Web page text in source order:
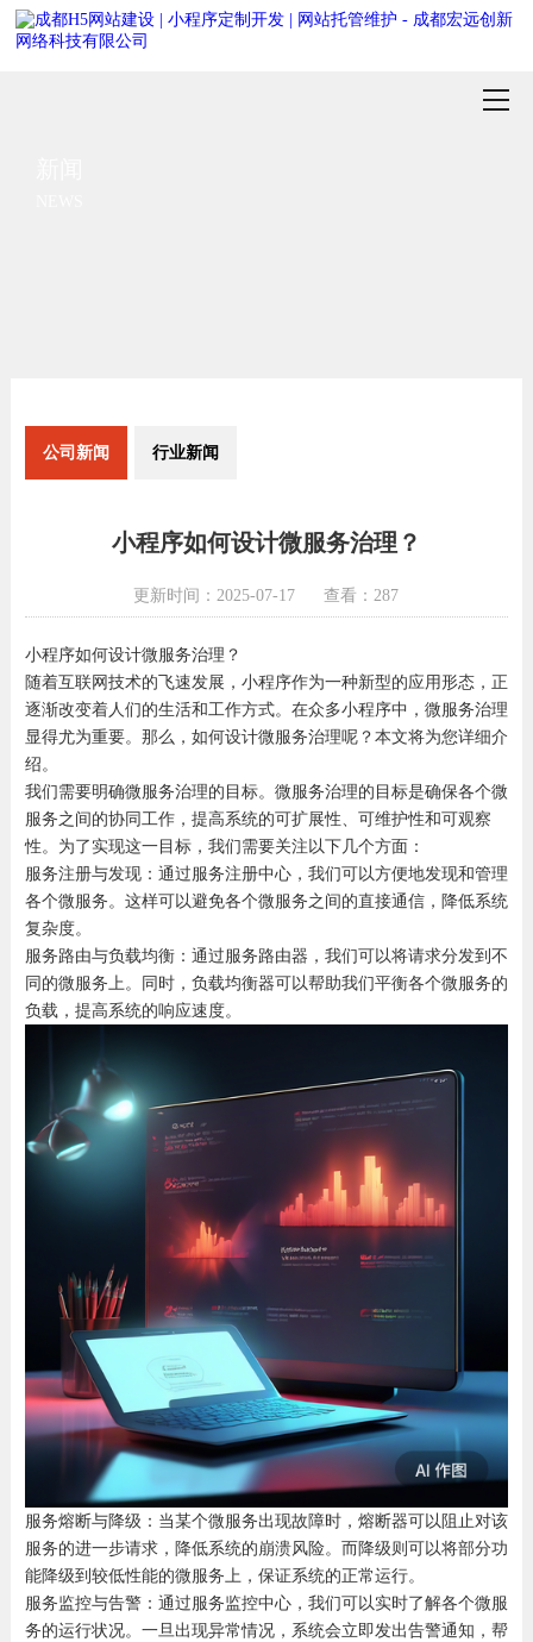
公司新闻 行业新闻
小程序如何设计微服务治理？
更新时间：2025-07-17 查看：287
小程序如何设计微服务治理？
随着互联网技术的飞速发展，小程序作为一种新型的应用形态，正
逐渐改变着人们的生活和工作方式。在众多小程序中，微服务治理
显得尤为重要。那么，如何设计微服务治理呢？本文将为您详细介
绍。
我们需要明确微服务治理的目标。微服务治理的目标是确保各个微
服务之间的协同工作，提高系统的可扩展性、可维护性和可观察
性。为了实现这一目标，我们需要关注以下几个方面：
服务注册与发现：通过服务注册中心，我们可以方便地发现和管理
各个微服务。这样可以避免各个微服务之间的直接通信，降低系统
复杂度。
服务路由与负载均衡：通过服务路由器，我们可以将请求分发到不
同的微服务上。同时，负载均衡器可以帮助我们平衡各个微服务的
负载，提高系统的响应速度。
服务熔断与降级：当某个微服务出现故障时，熔断器可以阻止对该
服务的进一步请求，降低系统的崩溃风险。而降级则可以将部分功
能降级到较低性能的微服务上，保证系统的正常运行。
服务监控与告警：通过服务监控中心，我们可以实时了解各个微服
务的运行状况。一旦出现异常情况，系统会立即发出告警通知，帮